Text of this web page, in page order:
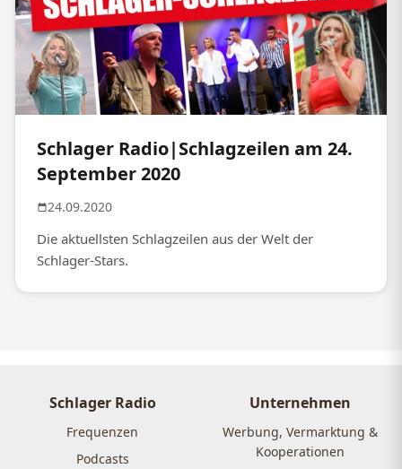
Schlager Radio|Schlagzeilen am 24.
September 2020
24.09.2020
Die aktuellsten Schlagzeilen aus der Welt der
Schlager-Stars.
Schlager Radio
Frequenzen
Podcasts
Unternehmen
Werbung, Vermarktung &
Kooperationen